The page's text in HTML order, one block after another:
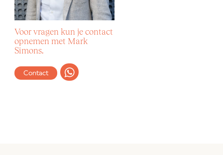
Voor vragen kun je contact
opnemen met Mark
Simons.
Contact